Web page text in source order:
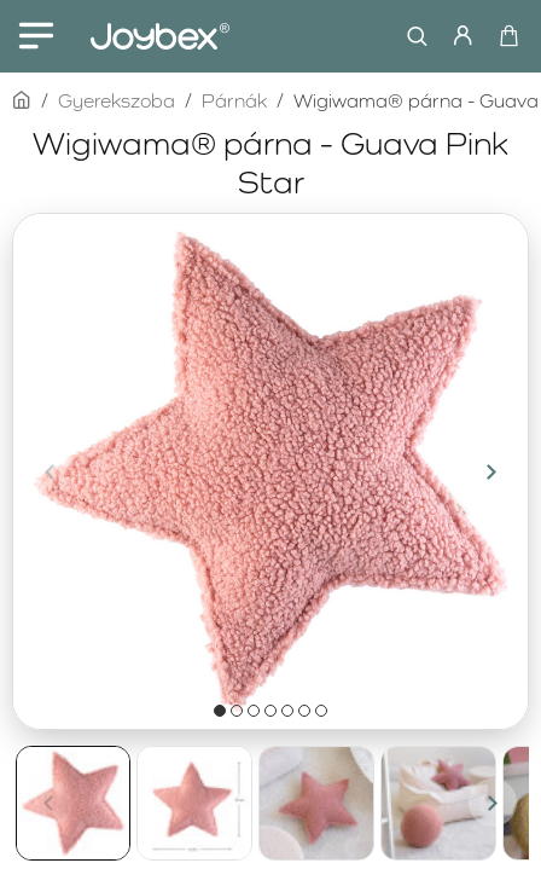
Wigiwama® párna - Guava Pink
Star
homeGyerekszoba Párnák Wigiwama® párna -